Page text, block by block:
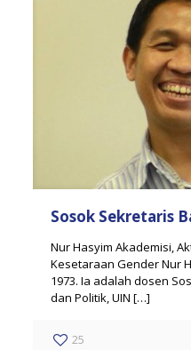
Sosok Sekretaris
Nur Hasyim Akademisi,
Kesetaraan Gender Nur
1973. Ia adalah dosen
dan Politik, UIN […]
25